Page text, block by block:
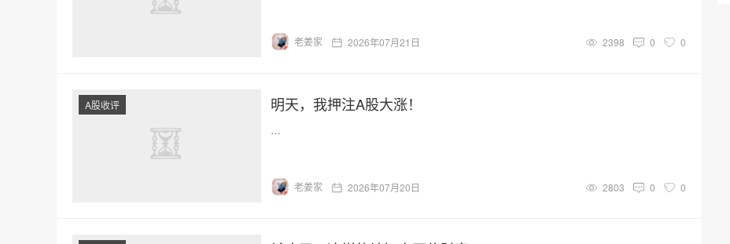
老姜家 2026年07月21日 2398 0 0
A股收评 明天，我押注A股大涨！
…
老姜家 2026年07月20日 2803 0 0